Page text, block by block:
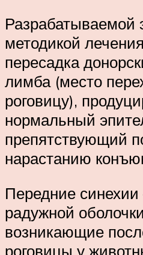
Разрабатываемой
методикой
пересадка
лимба (место
роговицу),
нормальный
препятствующий
нарастанию
Передние синехии
радужной
возникающие
роговицы у